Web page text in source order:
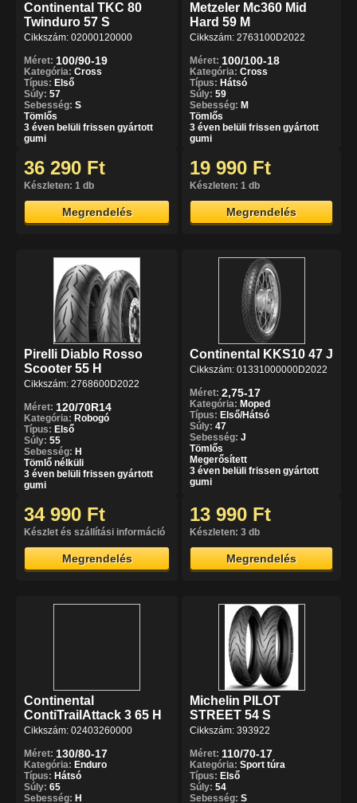
Continental TKC 80
Twinduro 57 S
Cikkszám: 02000120000
Méret: 100/90-19
Kategória: Cross
Típus: Első
Súly: 57
Sebesség: S
Tömlős
3 éven belüli frissen gyártott
gumi
Metzeler Mc360 Mid
Hard 59 M
Cikkszám: 2763100D2022
Méret: 100/100-18
Kategória: Cross
Típus: Hátsó
Súly: 59
Sebesség: M
Tömlős
3 éven belüli frissen gyártott
gumi
36 290 Ft
Készleten: 1 db
Megrendelés
19 990 Ft
Készleten: 1 db
Megrendelés
Pirelli Diablo Rosso
Scooter 55 H
Cikkszám: 2768600D2022
Méret: 120/70R14
Kategória: Robogó
Típus: Első
Súly: 55
Sebesség: H
Tömlő nélküli
3 éven belüli frissen gyártott
gumi
Continental KKS10 47 J
Cikkszám: 01331000000D2022
Méret: 2,75-17
Kategória: Moped
Típus: Első/Hátsó
Súly: 47
Sebesség: J
Tömlős
Megerősített
3 éven belüli frissen gyártott
gumi
34 990 Ft
Készlet és szállítási információ
Megrendelés
13 990 Ft
Készleten: 3 db
Megrendelés
Continental
ContiTrailAttack 3 65 H
Cikkszám: 02403260000
Méret: 130/80-17
Kategória: Enduro
Típus: Hátsó
Súly: 65
Sebesség: H
Michelin PILOT
STREET 54 S
Cikkszám: 393922
Méret: 110/70-17
Kategória: Sport túra
Típus: Első
Súly: 54
Sebesség: S